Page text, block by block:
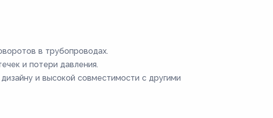
в трубопроводах.
и потери давления.
и высокой совместимости с другими